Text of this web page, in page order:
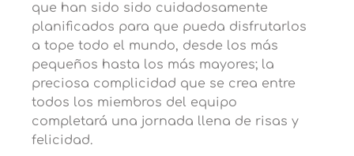
que han sido sido cuidadosamente
planificados para que pueda disfrutarlos
a tope todo el mundo, desde los más
pequeños hasta los más mayores; la
preciosa complicidad que se crea entre
todos los miembros del equipo
completará una jornada llena de risas y
felicidad.